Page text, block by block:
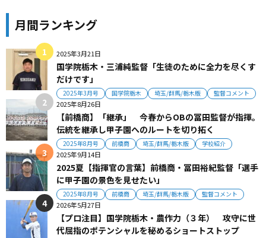
月間ランキング
2025年3月21日
国学院栃木・三浦純監督「生徒のために全力を尽くす
だけです」
2025年3月号 国学院栃木 埼玉/群馬/栃木版 監督コメント
2025年8月26日
【前橋商】「継承」 今春からOBの冨田監督が指揮。
伝統を継承し甲子園へのルートを切り拓く
2025年8月号 前橋商 埼玉/群馬/栃木版 学校紹介
2025年9月14日
2025夏【指揮官の言葉】前橋商・冨田裕紀監督「選手
に甲子園の景色を見せたい」
2025年8月号 前橋商 埼玉/群馬/栃木版 監督コメント
2026年5月27日
【プロ注目】国学院栃木・農作力（３年） 攻守に世
代屈指のポテンシャルを秘めるショートストップ